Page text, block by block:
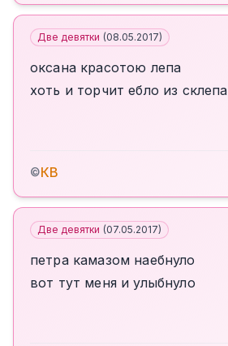
Две девятки (08.05.2017)
оксана красотою лепа
хоть и торчит ебло из склепа
©КВ
Две девятки (07.05.2017)
петра камазом наебнуло
вот тут меня и улыбнуло